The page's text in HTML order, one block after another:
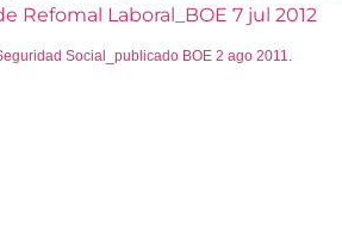
Refomal Laboral_BOE 7 jul 2012
Social_publicado BOE 2 ago 2011.